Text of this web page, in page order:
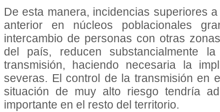
De esta manera, incidencias superiores
anterior en núcleos poblacionales
intercambio de personas con otras
del país, reducen substancialmente
transmisión, haciendo necesaria la
severas. El control de la transmisión en
situación de muy alto riesgo tendría
importante en el resto del territorio.